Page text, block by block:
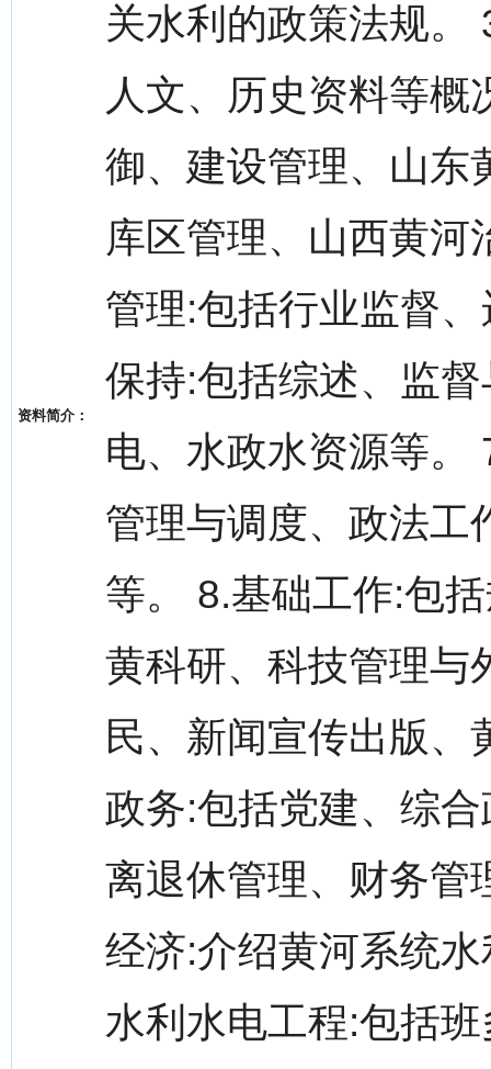
资料简介：
关水利的政策法规。
人文、历史资料等
御、建设管理、山东
库区管理、山西黄河
管理:包括行业监督
保持:包括综述、监
电、水政水资源等。
管理与调度、政法工
等。 8.基础工作:包
黄科研、科技管理与
民、新闻宣传出版、
政务:包括党建、综
离退休管理、财务管
经济:介绍黄河系统
水利水电工程:包括